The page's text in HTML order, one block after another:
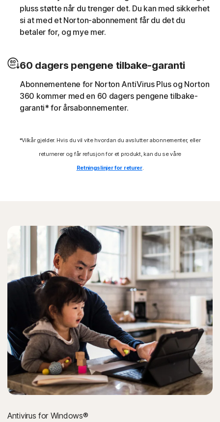
myntgravingsskript uten brukerens samtykke (f.eks.
Cryptojacking).
som ringer deres Kommando- og kontrollsenter (C&C)
for å laste ned ytterligere ondsinnet programvare.
Norton-beskyttelse bidrar til å blokkere spesifikke
Moderne Internett-trusler etterlater ingen spor i
filsystemet ved å utnytte skript og kjøring i minnet.
Norton-beskyttelse oppdager dem og hjelper deg med å
fjerne dem.
Formjacking-angrep
Norton-beskyttelse bidrar til å blokkere forsøk på å
stjele kredittkort ved betaling på Internett (i kassen).
Tasteloggere
Norton-beskyttelse bidrar til å stoppe Internett-trusler
som prøver å stjele tastetrykk mens du skriver, for
nettkontoer.
pluss støtte når du trenger det. Du kan med sikkerhet
si at med et Norton-abonnement får du det du
betaler for, og mye mer.
60 dagers pengene tilbake-garanti
Abonnementene for Norton AntiVirus Plus og Norton
360 kommer med en 60 dagers pengene tilbake-
garanti* for årsabonnementer.
*Vilkår gjelder. Hvis du vil vite hvordan du avslutter abonnementer, eller
returnerer og får refusjon for et produkt, kan du se våre
Retningslinjer for returer.
Antivirus for Windows®